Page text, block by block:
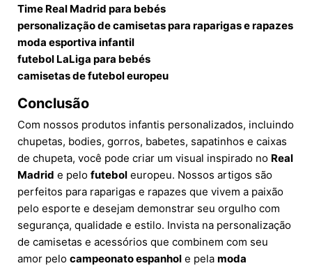
Time Real Madrid para bebés
personalização de camisetas para raparigas e rapazes
moda esportiva infantil
futebol LaLiga para bebés
camisetas de futebol europeu
Conclusão
Com nossos produtos infantis personalizados, incluindo
chupetas, bodies, gorros, babetes, sapatinhos e caixas
de chupeta, você pode criar um visual inspirado no Real
Madrid e pelo futebol europeu. Nossos artigos são
perfeitos para raparigas e rapazes que vivem a paixão
pelo esporte e desejam demonstrar seu orgulho com
segurança, qualidade e estilo. Invista na personalização
de camisetas e acessórios que combinem com seu
amor pelo campeonato espanhol e pela moda